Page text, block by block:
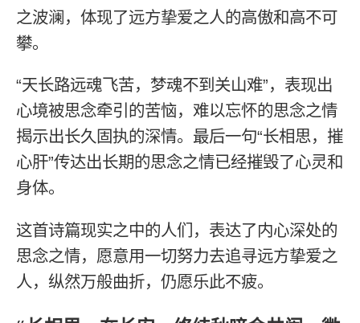
之波澜，体现了远方挚爱之人的高傲和高不可
攀。
“天长路远魂飞苦，梦魂不到关山难”，表现出
心境被思念牵引的苦恼，难以忘怀的思念之情
揭示出长久固执的深情。最后一句“长相思，摧
心肝”传达出长期的思念之情已经摧毁了心灵和
身体。
这首诗篇现实之中的人们，表达了内心深处的
思念之情，愿意用一切努力去追寻远方挚爱之
人，纵然万般曲折，仍愿乐此不疲。